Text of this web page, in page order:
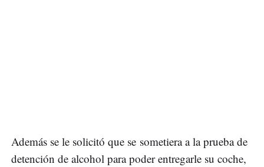
Además se le solicitó que se sometiera a la prueba de
detención de alcohol para poder entregarle su coche,